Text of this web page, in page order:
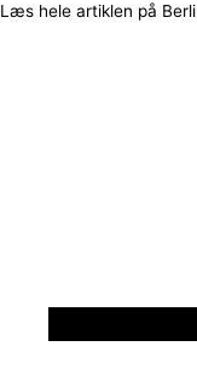
Læs hele artiklen på